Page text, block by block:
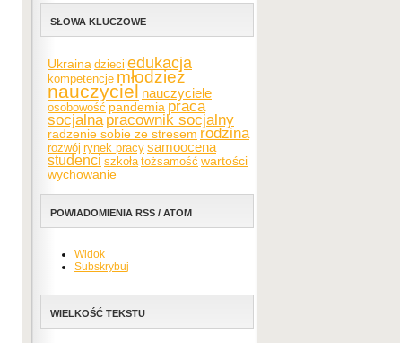
SŁOWA KLUCZOWE
Ukraina dzieci edukacja
kompetencje młodzież
nauczyciel nauczyciele
osobowość pandemia praca
socjalna pracownik socjalny
radzenie sobie ze stresem rodzina
rozwój rynek pracy samoocena
studenci szkoła tożsamość wartości
wychowanie
POWIADOMIENIA RSS / ATOM
Widok
Subskrybuj
WIELKOŚĆ TEKSTU